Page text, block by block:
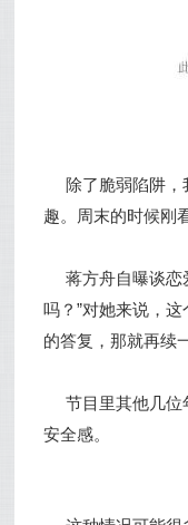
除了脆弱陷阱，
趣。周末的时候刚
蒋方舟自曝谈恋
吗？”对她来说，
的答复，那就再续
节目里其他几
安全感。